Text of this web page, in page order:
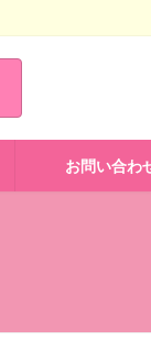
お問い合わ